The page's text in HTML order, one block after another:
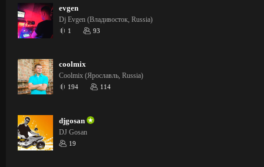
evgen
Dj Evgen (Владивосток, Russia)
1 93
coolmix
Coolmix (Ярославль, Russia)
194 114
djgosan
DJ Gosan
19